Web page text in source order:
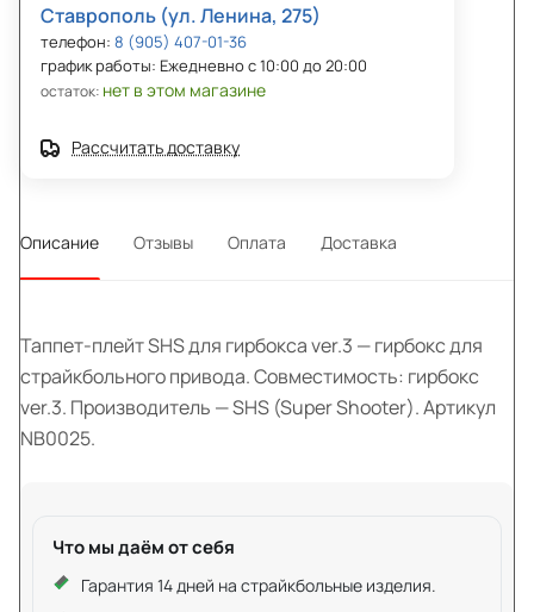
Ставрополь (ул. Ленина, 275)
телефон: 8 (905) 407-01-36
график работы: Ежедневно с 10:00 до 20:00
остаток: нет в этом магазине
Рассчитать доставку
Описание Отзывы Оплата Доставка
Таппет-плейт SHS для гирбокса ver.3 — гирбокс для
страйкбольного привода. Совместимость: гирбокс
ver.3. Производитель — SHS (Super Shooter). Артикул
NB0025.
Что мы даём от себя
Гарантия 14 дней на страйкбольные изделия.